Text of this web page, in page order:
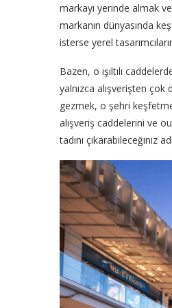
markayı yerinde almak
markanın dünyasında
isterse yerel
Bazen, o ışıltılı
yalnızca alışverişten
gezmek, o şehri
alışveriş caddelerini ve
tadını çıkarabileceğiniz